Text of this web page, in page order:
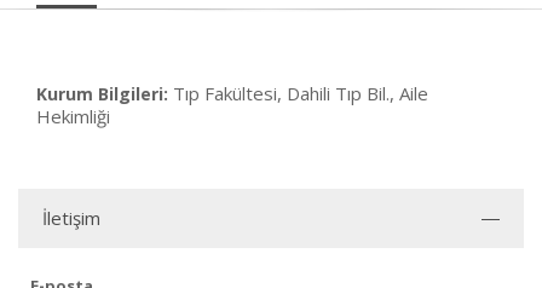
Kurum Bilgileri: Tıp Fakültesi, Dahili Tıp Bil., Aile
Hekimliği
İletişim